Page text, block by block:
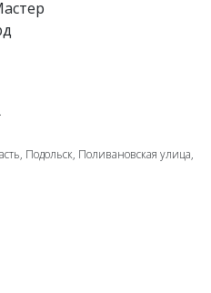
Подольск, Поливановская улица,